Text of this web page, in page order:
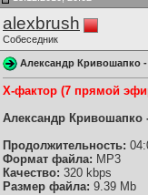
alexbrush
Собеседник
Александр Кривошапко
Х-фактор (7 прямой
Александр Кривошапко
Продолжительность:
Формат файла: MP3
Качество: 320 kbps
Размер файла: 9.39 Mb